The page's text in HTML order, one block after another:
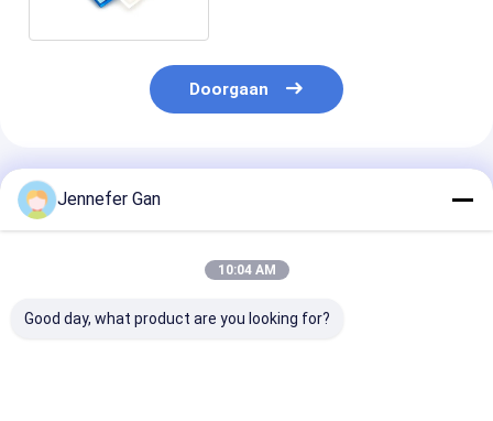
Doorgaan
Geadviseerde Producten
Jennefer Gan
10:04 AM
Good day, what product are you looking for?